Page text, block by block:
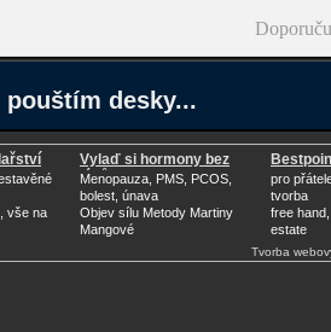
pouštím desky...
vše na
Vylaď si hormony bez
léků
Menopauza, PMS, PCOS,
bolest, únava
Objev sílu Metody Martiny
Mangové
pro
tvorba
free
estate
Tvorba